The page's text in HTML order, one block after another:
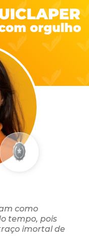
como
tempo, pois
imortal de